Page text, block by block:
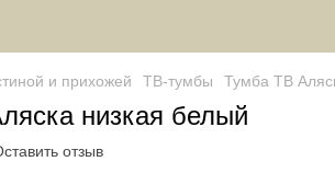
и прихожей ТВ-тумбы Тумба ТВ
низкая белый
отзыв